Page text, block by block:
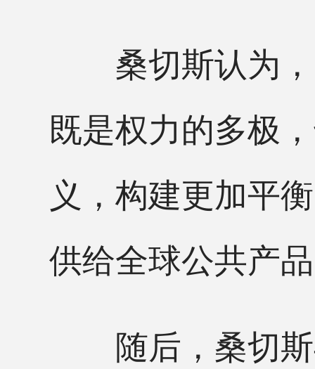
桑切斯认为，
既是权力的多极
义，构建更加平
供给全球公共产
随后，桑切斯